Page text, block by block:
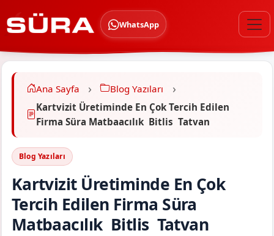
WhatsApp
Ana Sayfa
Blog Yazıları
Kartvizit Üretiminde En Çok Tercih Edilen
Firma Süra Matbaacılık Bitlis Tatvan
Blog Yazıları
Kartvizit Üretiminde En Çok
Tercih Edilen Firma Süra
Matbaacılık Bitlis Tatvan